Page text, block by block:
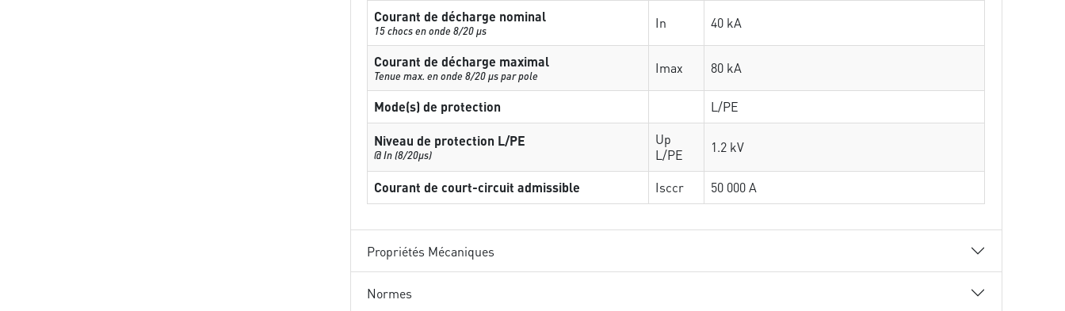
Courant de décharge nominal
15 chocs en onde 8/20 µs In 40 kA
Courant de décharge maximal
Tenue max. en onde 8/20 µs par pole Imax 80 kA
Mode(s) de protection L/PE
Niveau de protection L/PE
@ In (8/20µs)
Up
L/PE
1.2 kV
Courant de court-circuit admissible Isccr 50 000 A
Propriétés Mécaniques
Normes